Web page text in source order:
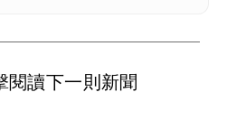
閱讀下一則新聞